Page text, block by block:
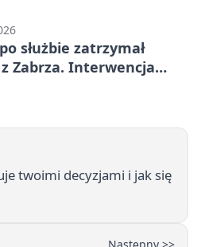
służbie zatrzymał
Zabrza. Interwencja
twoimi decyzjami i jak się